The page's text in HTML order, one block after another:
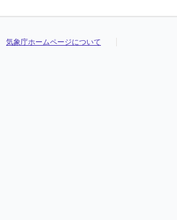
気象庁ホームページについて